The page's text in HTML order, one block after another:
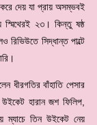
দেয় যা প্রায় অসম্ভবই
স্মিথেরই ২৩। কিন্তু ষষ্ঠ
রিভিউতে সিদ্ধান্ত পাল্টে
ধীরগতির বাঁহাতি পেসার
হারান জশ ফিলিপ,
ম্যাচে তিন উইকেট নেয়